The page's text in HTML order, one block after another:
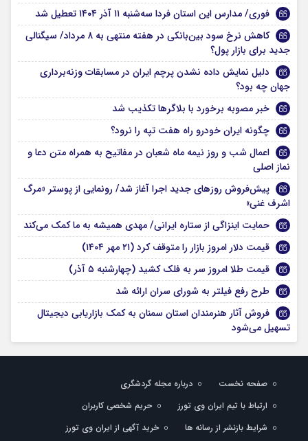
فوری/ مدارس این استان فردا سه‌شنبه ۱۱ آذر ۱۴۰۴ تعطیل شد
کاهش نرخ سود بین‌بانکی در هفته منتهی به ۸ مرداد/ سیگنالی
جدید برای بازار پول؟
دلیل نمایش داده نشدن پرچم ایران در مسابقات وزنه‌برداری
جهان چه بود؟
خبر مصوبه برخورد با بلاگرها تکذیب شد
چگونه ایران خودرو راه هفت تپه را نرود؟
اعمال شب و روز نیمه ماه شعبان در مفاتیح به همراه متن دعا و
نماز اصلی
پیش‌فروش روزهای جدید اجرا آغاز شد/ رونمایی از پوستر «مرگ
اشرف غنی»
حمایت اینزاگی از ستاره ایرانی/ مهدی همیشه به ما کمک می‌کند
قیمت دلار امروز بازار را متوقف کرد (۲۱ مهر ۱۴۰۴)
قیمت طلا امروز سر به فلک کشید (چهارشنبه ۵ آذر)
طرح رفع فیلتر به شورای سران ارائه شد
فروش آثار هنرمندان استان سمنان به کمک بازاریابی دیجیتال
تسهیل می‌شود
صفحه نخست
درباره مجله گردشگری
ارتباط با تیم ایران وی تورز
حریم شخصی کاربران
شرایط بازنشر از رسانه ها
خرید آگهی از ایران وی تورز